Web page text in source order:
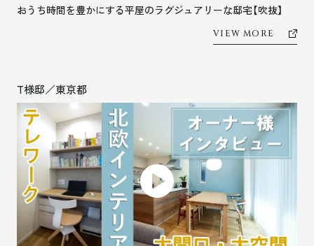
おうち時間を豊かにする平屋のラグジュアリーな邸宅【吹抜】
VIEW MORE
T様邸／東京都